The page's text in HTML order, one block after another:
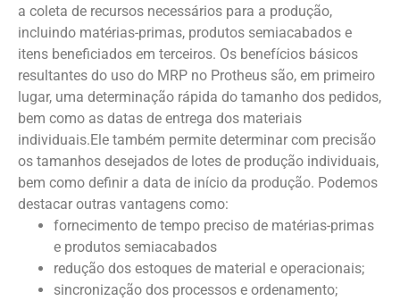
a coleta de recursos necessários para a produção,
incluindo matérias-primas, produtos semiacabados e
itens beneficiados em terceiros. Os benefícios básicos
resultantes do uso do MRP no Protheus são, em primeiro
lugar, uma determinação rápida do tamanho dos pedidos,
bem como as datas de entrega dos materiais
individuais.Ele também permite determinar com precisão
os tamanhos desejados de lotes de produção individuais,
bem como definir a data de início da produção. Podemos
destacar outras vantagens como:
fornecimento de tempo preciso de matérias-primas
e produtos semiacabados
redução dos estoques de material e operacionais;
sincronização dos processos e ordenamento;